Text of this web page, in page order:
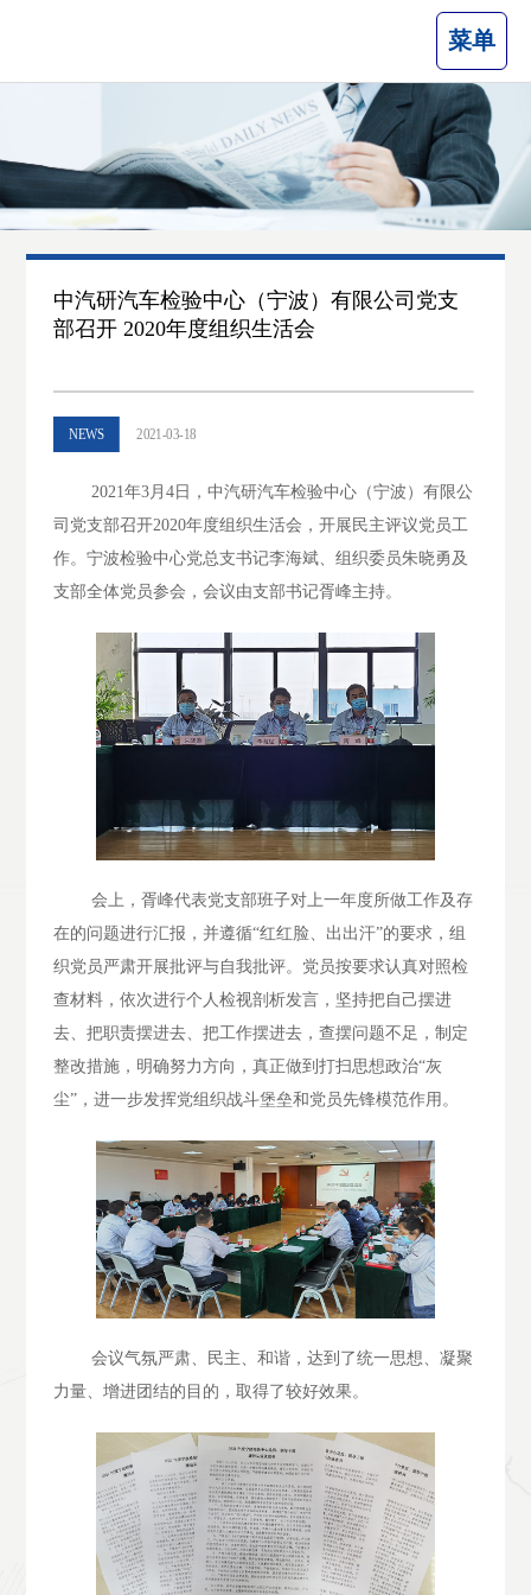
菜单
中汽研汽车检验中心（宁波）有限公司党支
部召开 2020年度组织生活会
NEWS 2021-03-18
2021年3月4日，中汽研汽车检验中心（宁波）有限公
司党支部召开2020年度组织生活会，开展民主评议党员工
作。宁波检验中心党总支书记李海斌、组织委员朱晓勇及
支部全体党员参会，会议由支部书记胥峰主持。
会上，胥峰代表党支部班子对上一年度所做工作及存
在的问题进行汇报，并遵循“红红脸、出出汗”的要求，组
织党员严肃开展批评与自我批评。党员按要求认真对照检
查材料，依次进行个人检视剖析发言，坚持把自己摆进
去、把职责摆进去、把工作摆进去，查摆问题不足，制定
整改措施，明确努力方向，真正做到打扫思想政治“灰
尘”，进一步发挥党组织战斗堡垒和党员先锋模范作用。
会议气氛严肃、民主、和谐，达到了统一思想、凝聚
力量、增进团结的目的，取得了较好效果。